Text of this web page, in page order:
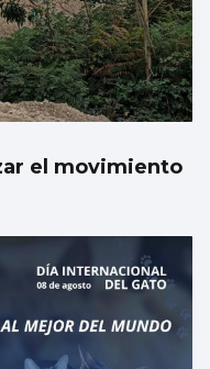
el movimiento